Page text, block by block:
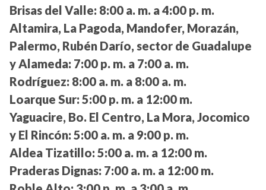
Brisas del Valle: 8:00 a. m. a 4:00 p. m.
Altamira, La Pagoda, Mandofer, Morazán,
Palermo, Rubén Darío, sector de Guadalupe
y Alameda: 7:00 p. m. a 7:00 a. m.
Rodríguez: 8:00 a. m. a 8:00 a. m.
Loarque Sur: 5:00 p. m. a 12:00 m.
Yaguacire, Bo. El Centro, La Mora, Jocomico
y El Rincón: 5:00 a. m. a 9:00 p. m.
Aldea Tizatillo: 5:00 a. m. a 12:00 m.
Praderas Dignas: 7:00 a. m. a 12:00 m.